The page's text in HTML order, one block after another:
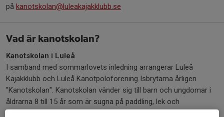
på kanotskolan@luleakajakklubb.se
Vad är kanotskolan?
Kanotskolan i Luleå
I samband med sommarlovets inledning arrangerar Luleå
Kajakklubb och Luleå Kanotpoloförening Isbrytarna årligen
"Kanotskolan". Kanotskolan vänder sig till barn och ungdomar i
åldrarna 8 till 15 år som är sugna på paddling, lek och
gemenskap på både vatten och land.